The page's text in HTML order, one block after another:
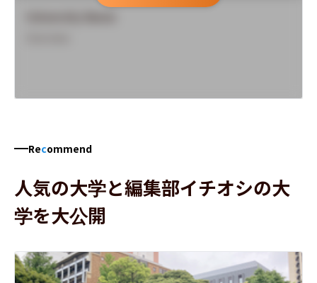
Recommend
人気の大学と編集部イチオシの大
学を大公開